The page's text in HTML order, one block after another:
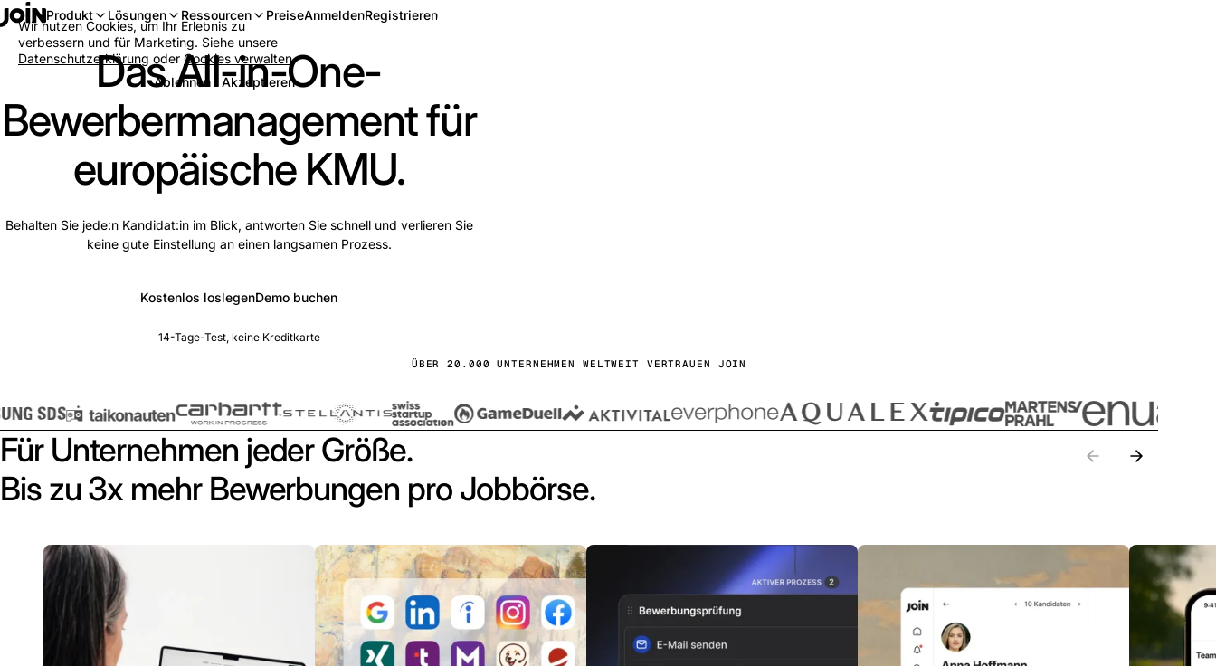
Produkt Lösungen Ressourcen PreiseAnmeldenRegistrieren
Das All-in-One-
Bewerbermanagement für
europäische KMU.
Behalten Sie jede:n Kandidat:in im Blick, antworten Sie schnell und verlieren Sie
keine gute Einstellung an einen langsamen Prozess.
Kostenlos loslegenDemo buchen
14-Tage-Test, keine Kreditkarte
ÜBER 20.000 UNTERNEHMEN WELTWEIT VERTRAUEN JOIN
Für Unternehmen jeder Größe.
Bis zu 3x mehr Bewerbungen pro Jobbörse.
Wir nutzen Cookies, um Ihr Erlebnis zu
verbessern und für Marketing. Siehe unsere
Datenschutzerklärung oder Cookies verwalten.
Ablehnen
Akzeptieren